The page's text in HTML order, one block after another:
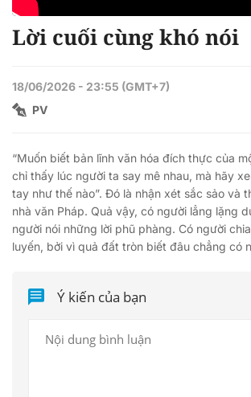
Lời cuối cùng khó nói
18/06/2026 - 23:55 (GMT+7)
PV
“Muốn biết bản lĩnh văn hóa đích thực của
chỉ thấy lúc người ta say mê nhau, mà hãy
tay như thế nào”. Đó là nhận xét sắc sảo và
nhà văn Pháp. Quả vậy, có người lẳng lặng
người nói những lời phũ phàng. Có người
luyến, bởi vì quả đất tròn biết đâu chẳng có
Ý kiến của bạn